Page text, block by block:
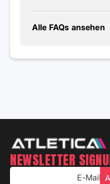
Alle FAQs ansehen
NEWSLETTER
E-Mail